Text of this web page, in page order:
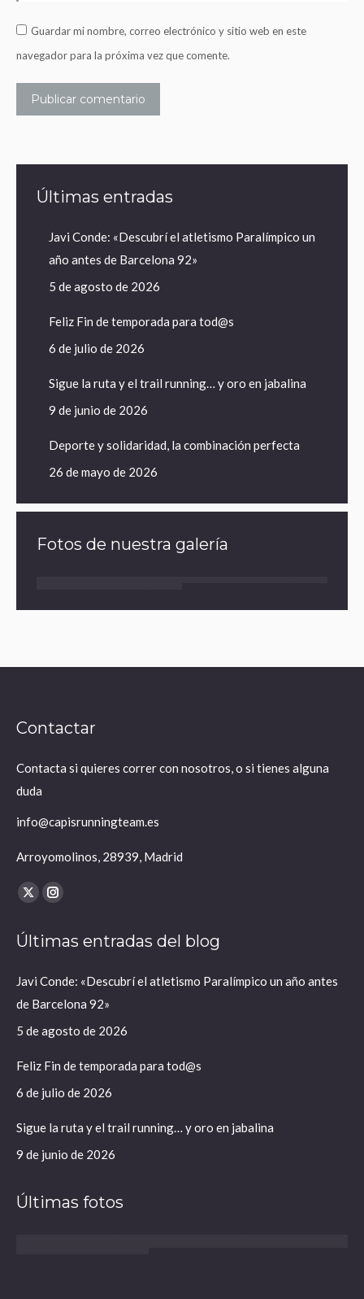
Guardar mi nombre, correo electrónico y sitio web en este
navegador para la próxima vez que comente.
Publicar comentario
Últimas entradas
Javi Conde: «Descubrí el atletismo Paralímpico un
año antes de Barcelona 92»
5 de agosto de 2026
Feliz Fin de temporada para tod@s
6 de julio de 2026
Sigue la ruta y el trail running… y oro en jabalina
9 de junio de 2026
Deporte y solidaridad, la combinación perfecta
26 de mayo de 2026
Fotos de nuestra galería
Contactar
Contacta si quieres correr con nosotros, o si tienes alguna
duda
info@capisrunningteam.es
Arroyomolinos, 28939, Madrid
Encuéntranos en:
X
se
en
una
ventana
Instagram
se
en
una
ventana
Últimas entradas del blog
Javi Conde: «Descubrí el atletismo Paralímpico un año antes
de Barcelona 92»
5 de agosto de 2026
Feliz Fin de temporada para tod@s
6 de julio de 2026
Sigue la ruta y el trail running… y oro en jabalina
9 de junio de 2026
Últimas fotos